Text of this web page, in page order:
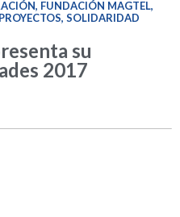
, FUNDACIÓN MAGTEL,
PROYECTOS, SOLIDARIDAD
su
2017